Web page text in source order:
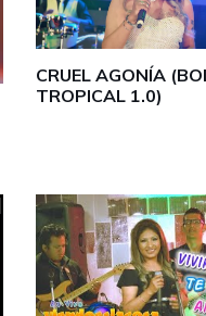
CRUEL AGONÍA
TROPICAL 1.0)